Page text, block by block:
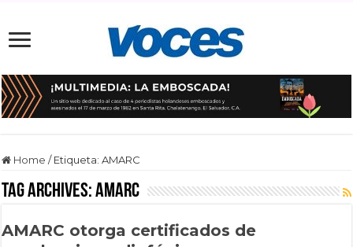
Home / Etiqueta:AMARC
Tag Archives:AMARC
AMARC otorga certificados de